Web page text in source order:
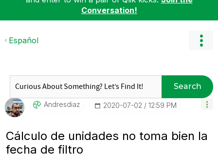
Conversation!
Español
Search
Andresdiaz ‎2020-07-02 12:59 PM
Cálculo de unidades no toma bien la
fecha de filtro